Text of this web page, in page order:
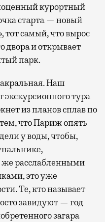
курортный
старта — новый
, тот самый, что вырос
двора и открывает
парк.
Наш
экскурсионного тура
из планов сплав по
что Париж опять
у воды, чтобы,
же расслабленными
это уже
Те, кто называет
завидуют — год
загара